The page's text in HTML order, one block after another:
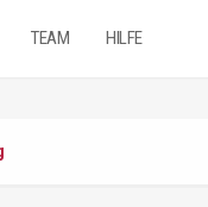
TEAM HILFE